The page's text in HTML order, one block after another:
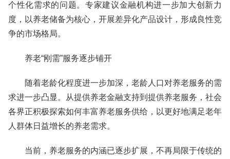
个性化需求的问题。专家建议金融机构进一步加大创新力
度，以养老储备为核心，开展差异化产品设计，形成良性竞
争的市场格局。
养老“刚需”服务逐步铺开
随着老龄化程度进一步加深，老龄人口对养老服务的需
求进一步凸显。从提供养老金融支持到提供养老服务，社会
各界正积极探索如何丰富养老服务供给，以更好地满足老年
人群体日益增长的养老需求。
当前，养老服务的内涵已逐步扩展，不再局限于传统的